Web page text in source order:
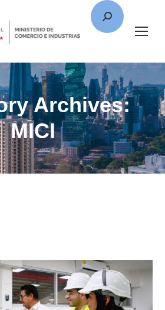
Archives:
MICI